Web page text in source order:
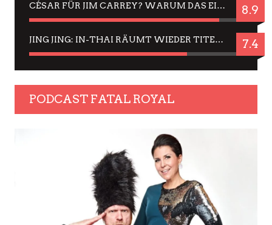
CÉSAR FÜR JIM CARREY? WARUM DAS EINER DER NERVIGSTEN ACTORS IST UND BLEIBT 8.9
JING JING: IN-THAI RÄUMT WIEDER TITEL AB – EIN ZWEI-STUNDEN-ERLEBNISBERICHT 7.4
PODCAST FATAL ROYAL